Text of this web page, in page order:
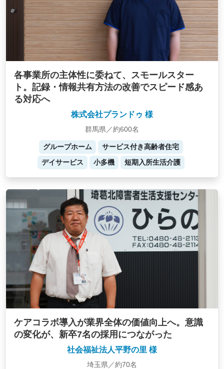
各事業所の主体性に委ねて、スモールスター
ト。記録・情報共有方法の改善でスピード感あ
る対応へ
株式会社プランドゥ 様
群馬県／約600名
グループホーム
サービス付き高齢者住宅
デイサービス
小多機 短期入所生活介護
ケアコラボ導入が業界全体の価値向上へ。意識
の変化が、新卒7名の採用につながった
社会福祉法人平野の里 様
埼玉県／約70名